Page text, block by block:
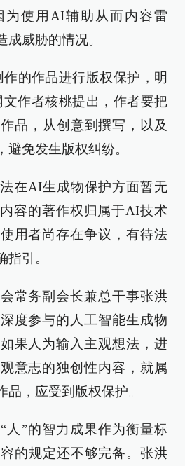
为使用AI辅助从而内容雷
成威胁的情况。
的作品进行版权保护，明
作者核桃提出，作者要把
品，从创意到撰写，以及
免发生版权纠纷。
在AI生成物保护方面暂无
容的著作权归属于AI技术
用者尚存在争议，有待法
引。
常务副会长兼总干事张洪
度参与的人工智能生成物
果人为输入主观想法，进
意志的独创性内容，就属
，应受到版权保护。
人”的智力成果作为衡量标
的规定还不够完备。张洪